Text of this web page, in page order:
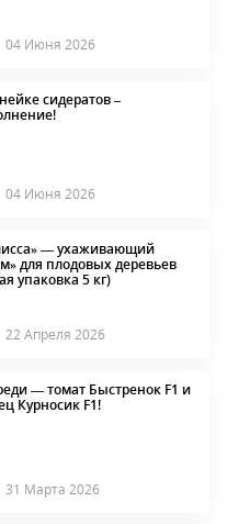
04 Июня 2026
сидератов –
04 Июня 2026
— ухаживающий
для плодовых деревьев
упаковка 5 кг)
22 Апреля 2026
— томат Быстренок F1 и
Курносик F1!
31 Марта 2026